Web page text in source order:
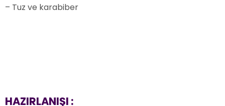
– Tuz ve karabiber
HAZIRLANIŞI :